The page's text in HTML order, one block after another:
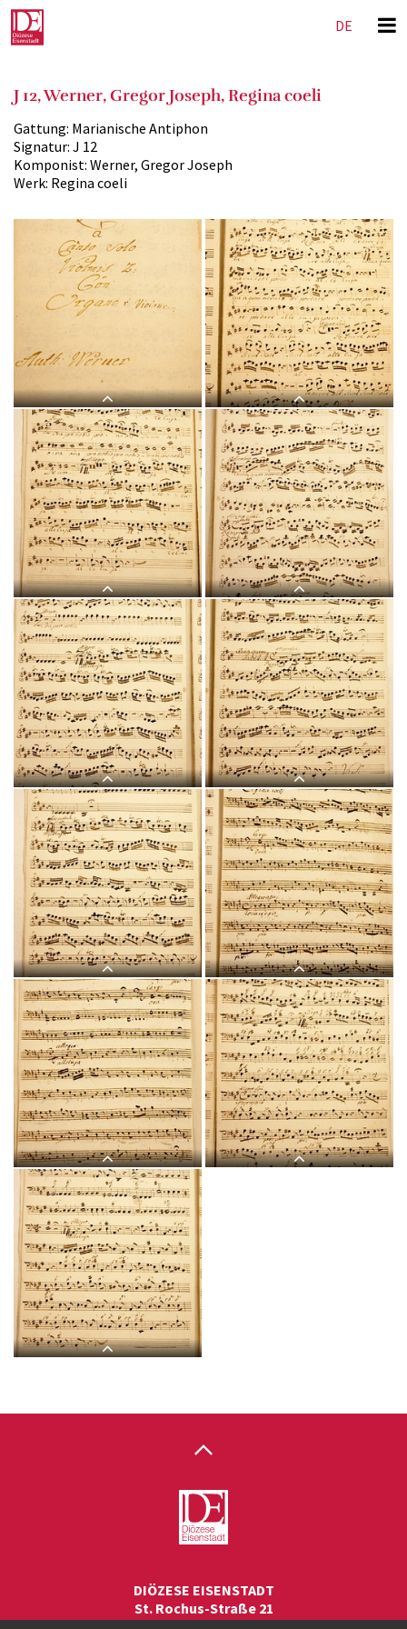
DE
J 12, Werner, Gregor Joseph, Regina coeli
Gattung: Marianische Antiphon
Signatur: J 12
Komponist: Werner, Gregor Joseph
Werk: Regina coeli
J 12, G.J. Werner, Regina
coeli, Titelblatt-1.jpg
J 12, G.J. Werner, Regina
coeli, Canto solo-1.jpg
J 12, G.J. Werner, Regina
coeli, Canto solo-2.jpg
J 12, G.J. Werner, Regina
coeli, Violino I-1.jpg
J 12, G.J. Werner, Regina
coeli, Violino I-2.jpg
J 12, G.J. Werner, Regina
coeli, Violino II-1.jpg
J 12, G.J. Werner, Regina
coeli, Violino II-2.jpg
J 12, G.J. Werner, Regina
coeli, Violone-1.jpg
J 12, G.J. Werner, Regina
coeli, Violone-2.jpg
DIÖZESE EISENSTADT
St. Rochus-Straße 21